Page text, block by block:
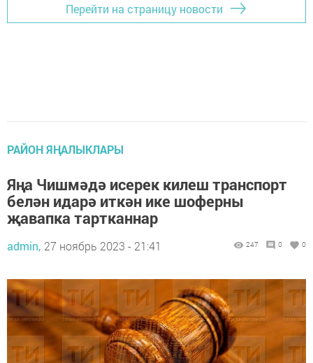
Перейти на страницу новости
РАЙОН ЯҢАЛЫКЛАРЫ
Яңа Чишмәдә исерек килеш транспорт
белән идарә иткән ике шоферны
җавапка тартканнар
admin, 27 ноябрь 2023 - 21:41 247 0 0